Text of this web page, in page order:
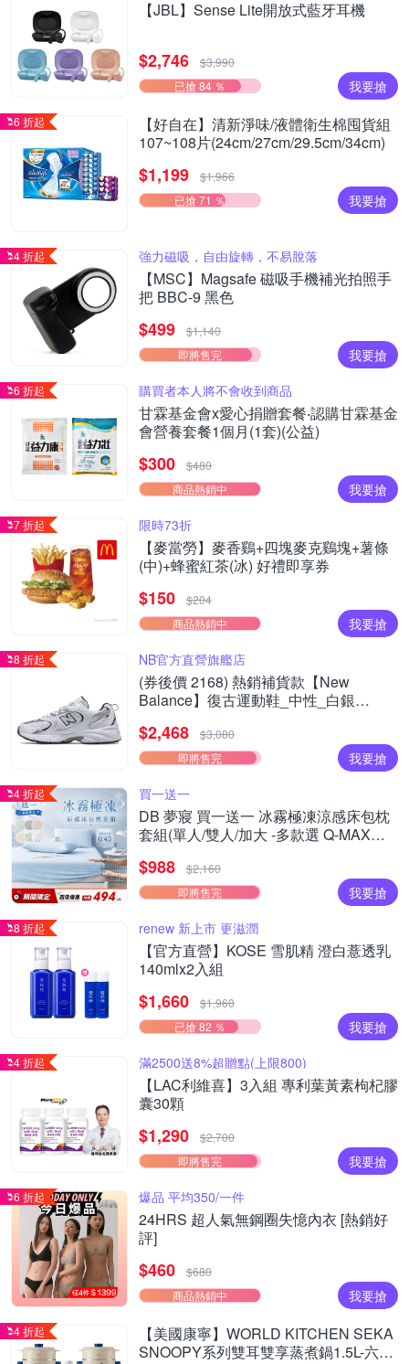
【JBL】Sense Lite開放式藍牙耳機
$2,746
$3,990
已搶 84 ％
我要搶
6 折起
【好自在】清新淨味/液體衛生棉囤貨組
107~108片(24cm/27cm/29.5cm/34cm)
$1,199
$1,966
已搶 71 ％
我要搶
4 折起 強力磁吸，自由旋轉，不易脫落
【MSC】Magsafe 磁吸手機補光拍照手
把 BBC-9 黑色
$499
$1,140
即將售完
我要搶
6 折起 購買者本人將不會收到商品
甘霖基金會x愛心捐贈套餐‧認購甘霖基金
會營養套餐1個月(1套)(公益)
$300
$480
商品熱銷中
我要搶
7 折起 限時73折
【麥當勞】麥香鷄+四塊麥克鷄塊+薯條
(中)+蜂蜜紅茶(冰) 好禮即享券
$150
$204
商品熱銷中
我要搶
8 折起 NB官方直營旗艦店
(券後價 2168) 熱銷補貨款【New
Balance】復古運動鞋_中性_白銀
$2,468
$3,080
即將售完
我要搶
4 折起 買一送一
DB 夢寢 買一送一 冰霧極凍涼感床包枕
套組(單人/雙人/加大 -多款選 Q-MAX值
$988
$2,160
即將售完
我要搶
8 折起 renew 新上市 更滋潤
【官方直營】KOSE 雪肌精 澄白薏透乳
140mlx2入組
$1,660
$1,960
已搶 82 ％
我要搶
4 折起 滿2500送8%超贈點(上限800)
【LAC利維喜】3入組 專利葉黃素枸杞膠
囊30顆
$1,290
$2,700
即將售完
我要搶
6 折起 爆品 平均350/一件
24HRS 超人氣無鋼圈失憶內衣 [熱銷好
評]
$460
$680
商品熱銷中
我要搶
4 折起
【美國康寧】WORLD KITCHEN SEKA
SNOOPY系列雙耳雙享蒸煮鍋1.5L-六款